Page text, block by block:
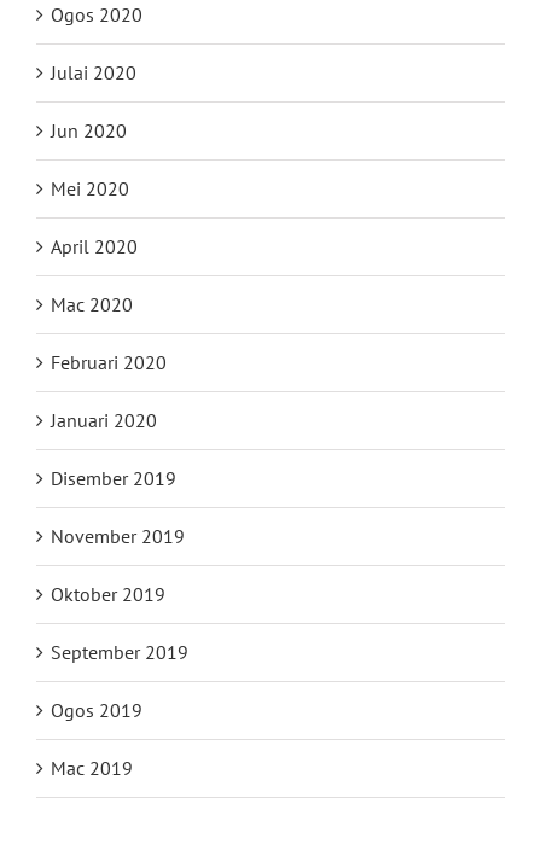
Ogos 2020
Julai 2020
Jun 2020
Mei 2020
April 2020
Mac 2020
Februari 2020
Januari 2020
Disember 2019
November 2019
Oktober 2019
September 2019
Ogos 2019
Mac 2019